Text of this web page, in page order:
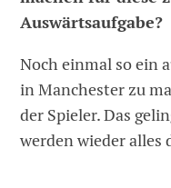
Auswärtsaufgabe?
Noch einmal so ein
in Manchester zu
der Spieler. Das
werden wieder alles